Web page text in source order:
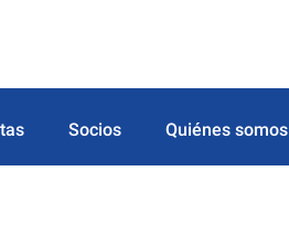
Socios Quiénes somos